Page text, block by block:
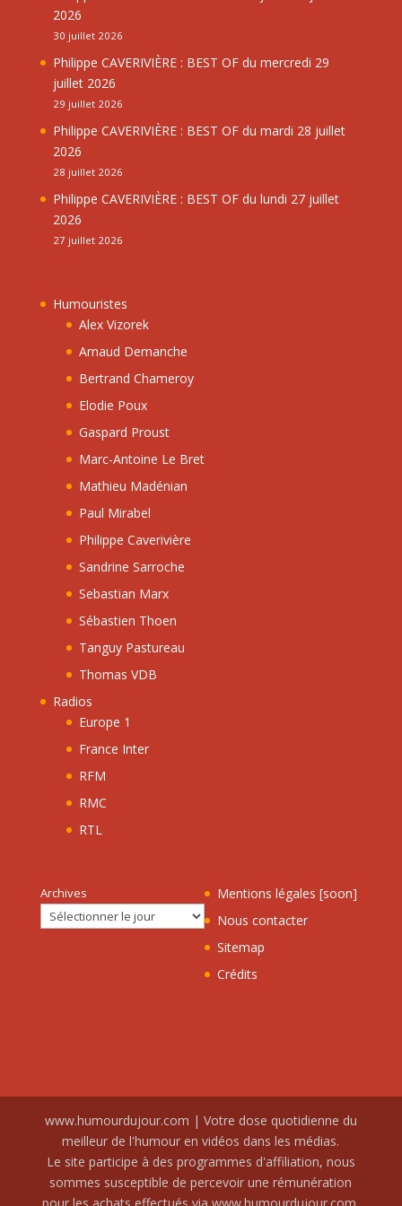
2026
30 juillet 2026
Philippe CAVERIVIÈRE : BEST OF du mercredi 29
juillet 2026
29 juillet 2026
Philippe CAVERIVIÈRE : BEST OF du mardi 28 juillet
2026
28 juillet 2026
Philippe CAVERIVIÈRE : BEST OF du lundi 27 juillet
2026
27 juillet 2026
Humouristes
Alex Vizorek
Arnaud Demanche
Bertrand Chameroy
Elodie Poux
Gaspard Proust
Marc-Antoine Le Bret
Mathieu Madénian
Paul Mirabel
Philippe Caverivière
Sandrine Sarroche
Sebastian Marx
Sébastien Thoen
Tanguy Pastureau
Thomas VDB
Radios
Europe 1
France Inter
RFM
RMC
RTL
Archives
Mentions légales [soon]
Nous contacter
Sitemap
Crédits
www.humourdujour.com | Votre dose quotidienne du
meilleur de l'humour en vidéos dans les médias.
Le site participe à des programmes d'affiliation, nous
sommes susceptible de percevoir une rémunération